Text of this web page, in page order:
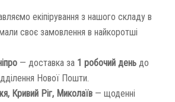
екіпірування з нашого складу в
своє замовлення в найкоротші
— доставка за 1 робочий день до
Нової Пошти.
Кривий Ріг, Миколаїв — щоденні